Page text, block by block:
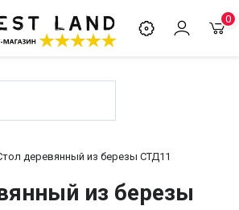
0
деревянный из березы СТД11
из березы